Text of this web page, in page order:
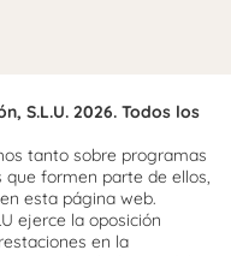
S.L.U. 2026. Todos los
tanto sobre programas
formen parte de ellos,
esta página web.
ejerce la oposición
en la